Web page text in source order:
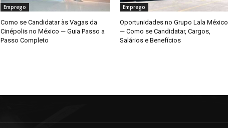
Emprego
Como se Candidatar às Vagas da
Cinépolis no México — Guia Passo a
Passo Completo
Emprego
Oportunidades no Grupo Lala México
— Como se Candidatar, Cargos,
Salários e Benefícios